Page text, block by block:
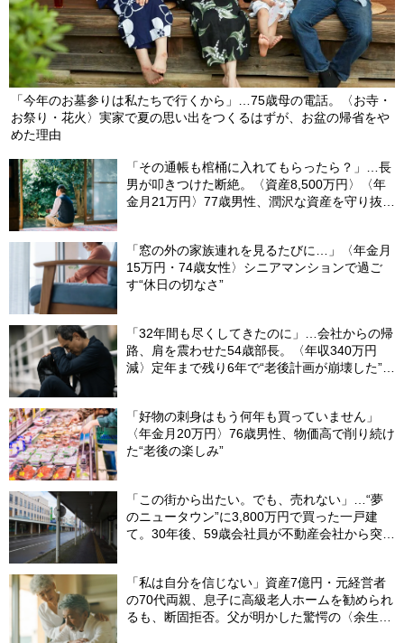
「今年のお墓参りは私たちで行くから」…75歳母の電話。〈お寺・
お祭り・花火〉実家で夏の思い出をつくるはずが、お盆の帰省をや
めた理由
「その通帳も棺桶に入れてもらったら？」…長
男が叩きつけた断絶。〈資産8,500万円〉〈年
金月21万円〉77歳男性、潤沢な資産を守り抜い
「窓の外の家族連れを見るたびに…」〈年金月
15万円・74歳女性〉シニアマンションで過ご
す“休日の切なさ”
「32年間も尽くしてきたのに」…会社からの帰
路、肩を震わせた54歳部長。〈年収340万円
減〉定年まで残り6年で“老後計画が崩壊した”ワ
「好物の刺身はもう何年も買っていません」
〈年金月20万円〉76歳男性、物価高で削り続け
た“老後の楽しみ”
「この街から出たい。でも、売れない」…“夢
のニュータウン”に3,800万円で買った一戸建
て。30年後、59歳会社員が不動産会社から突き
「私は自分を信じない」資産7億円・元経営者
の70代両親、息子に高級老人ホームを勧められ
るも、断固拒否。父が明かした驚愕の〈余生計